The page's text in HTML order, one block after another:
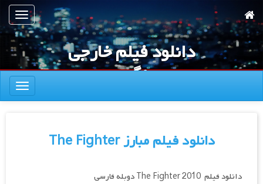
به
محتوای
اصلی
ناوبری
دانلود فیلم خارجی
جنگجوی
ناوبری
دانلود فیلم مبارز The Fighter
دانلود فیلم The Fighter 2010 دوبله فارسی